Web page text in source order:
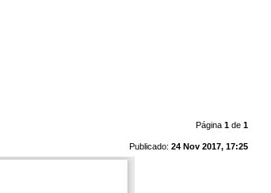
Página 1de 1
Publicado: 24 Nov 2017, 17:25